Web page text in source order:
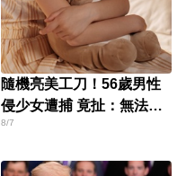
隨機亮美工刀！56歲男性
侵少女遭捕 竟扯：無法抑
制性慾
8/7